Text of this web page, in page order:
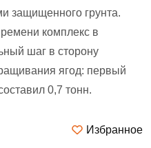
защищенного грунта.
комплекс в
шаг в сторону
ягод: первый
0,7 тонн.
Избранное